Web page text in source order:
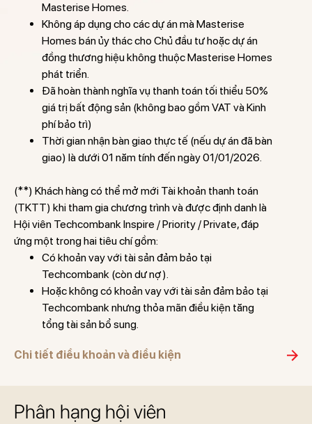
Masterise Homes.
Không áp dụng cho các dự án mà Masterise
Homes bán ủy thác cho Chủ đầu tư hoặc dự án
đồng thương hiệu không thuộc Masterise Homes
phát triển.
Đã hoàn thành nghĩa vụ thanh toán tối thiểu 50%
giá trị bất động sản (không bao gồm VAT và Kinh
phí bảo trì)
Thời gian nhận bàn giao thực tế (nếu dự án đã bàn
giao) là dưới 01 năm tính đến ngày 01/01/2026.
(**) Khách hàng có thể mở mới Tài khoản thanh toán
(TKTT) khi tham gia chương trình và được định danh là
Hội viên Techcombank Inspire / Priority / Private, đáp
ứng một trong hai tiêu chí gồm:
Có khoản vay với tài sản đảm bảo tại
Techcombank (còn dư nợ).
Hoặc không có khoản vay với tài sản đảm bảo tại
Techcombank nhưng thỏa mãn điều kiện tăng
tổng tài sản bổ sung.
Chi tiết điều khoản và điều kiện
Phân hạng hội viên